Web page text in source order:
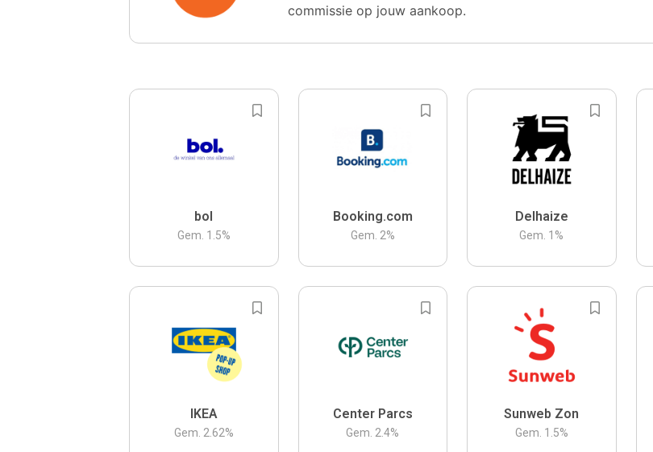
commissie op jouw aankoop.
bol
Gem. 1.5%
Booking.com
Gem. 2%
Delhaize
Gem. 1 %
IKEA
Gem. 2.62%
Center Parcs
Gem. 2.4%
Sunweb Zon
Gem. 1.5%